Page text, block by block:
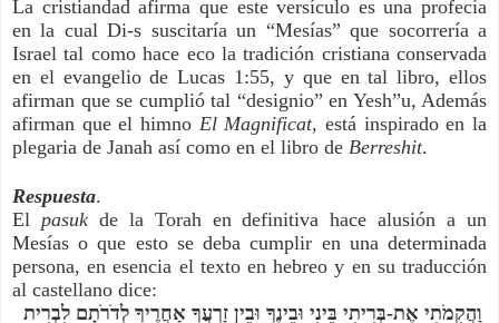
La cristiandad afirma que este versículo es una profecía
en la cual Di-s suscitaría un “Mesías” que socorrería a
Israel tal como hace eco la tradición cristiana conservada
en el evangelio de Lucas 1:55, y que en tal libro, ellos
afirman que se cumplió tal “designio” en Yesh”u, Además
afirman que el himno El Magnificat, está inspirado en la
plegaria de Janah así como en el libro de Berreshit.
Respuesta.
El pasuk de la Torah en definitiva hace alusión a un
Mesías o que esto se deba cumplir en una determinada
persona, en esencia el texto en hebreo y en su traducción
al castellano dice: